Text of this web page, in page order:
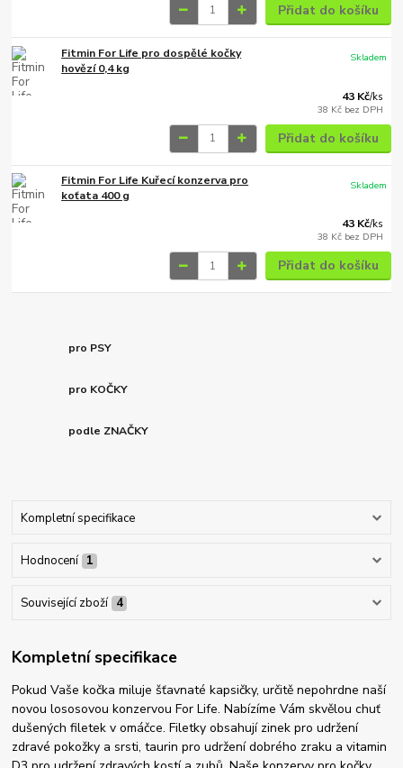
Přidat do košíku
Fitmin For Life pro dospělé kočky
hovězí 0,4 kg
43 Kč/ks
38 Kč bez DPH
Skladem
Přidat do košíku
Fitmin For Life Kuřecí konzerva pro
koťata 400 g
43 Kč/ks
38 Kč bez DPH
Skladem
Přidat do košíku
pro PSY
pro KOČKY
podle ZNAČKY
Kompletní specifikace
Hodnocení 1
Související zboží 4
Kompletní specifikace
Pokud Vaše kočka miluje šťavnaté kapsičky, určitě nepohrdne naší
novou lososovou konzervou For Life. Nabízíme Vám skvělou chuť
dušených filetek v omáčce. Filetky obsahují zinek pro udržení
zdravé pokožky a srsti, taurin pro udržení dobrého zraku a vitamin